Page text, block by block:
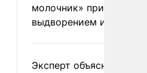
молочник» пригрозили
выдворением из
Эксперт объяснил